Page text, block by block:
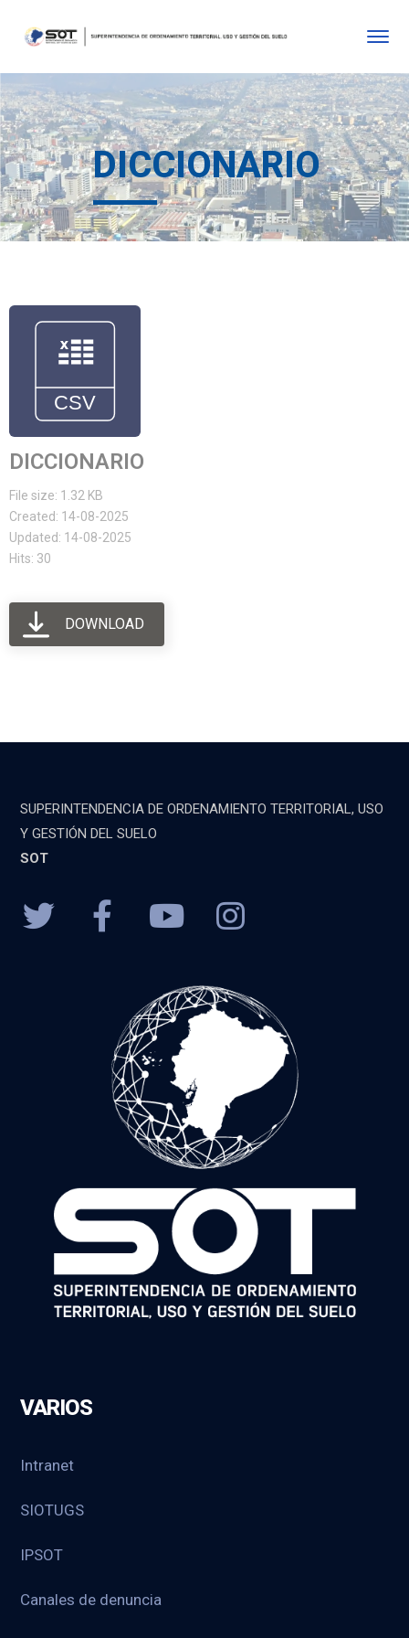
DICCIONARIO
DICCIONARIO
File size: 1.32 KB
Created: 14-08-2025
Updated: 14-08-2025
Hits: 30
DOWNLOAD
SUPERINTENDENCIA DE ORDENAMIENTO TERRITORIAL, USO
Y GESTIÓN DEL SUELO
SOT
VARIOS
Intranet
SIOTUGS
IPSOT
Canales de denuncia